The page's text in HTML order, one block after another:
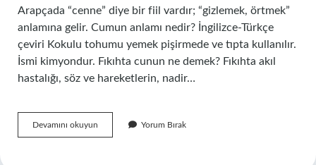
Arapçada “cenne” diye bir fiil vardır; “gizlemek, örtmek”
anlamına gelir. Cumun anlamı nedir? İngilizce-Türkçe
çeviri Kokulu tohumu yemek pişirmede ve tıpta kullanılır.
İsmi kimyondur. Fıkıhta cunun ne demek? Fıkıhta akıl
hastalığı, söz ve hareketlerin, nadir…
Devamını okuyun
Ne
Yorum Bırak